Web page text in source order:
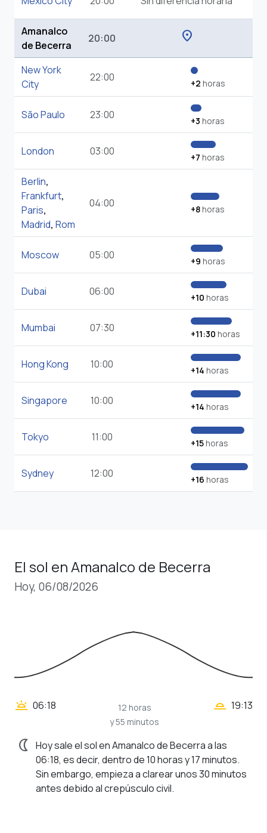
Amanalco
de Becerra
20:00 location_on
New York
City
22:00 +2 horas
São Paulo 23:00 +3 horas
London 03:00 +7 horas
Berlin,
Frankfurt,
Paris,
Madrid, Rom
04:00 +8horas
Moscow 05:00 +9 horas
Dubai 06:00 +10 horas
Mumbai 07:30 +11:30 horas
Hong Kong 10:00 +14 horas
Singapore 10:00 +14 horas
Tokyo 11:00 +15horas
Sydney 12:00 +16 horas
El sol en Amanalco de Becerra
Hoy, 06/08/2026
wb_twilight 06:18
12 horas
y 55 minutos
wb_twilight_2 19:13
nightlight Hoy sale el sol en Amanalco de Becerra a las
06:18, es decir, dentro de 10 horas y 17 minutos.
Sin embargo, empieza a clarear unos 30 minutos
antes debido al crepúsculo civil.